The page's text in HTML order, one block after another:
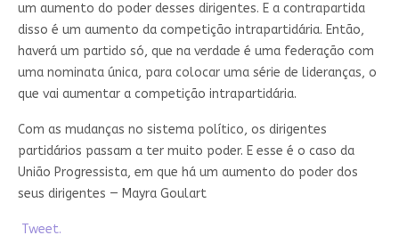
um aumento do poder desses dirigentes. E a contrapartida
disso é um aumento da competição intrapartidária. Então,
haverá um partido só, que na verdade é uma federação com
uma nominata única, para colocar uma série de lideranças, o
que vai aumentar a competição intrapartidária.
Com as mudanças no sistema político, os dirigentes
partidários passam a ter muito poder. E esse é o caso da
União Progressista, em que há um aumento do poder dos
seus dirigentes — Mayra Goulart
Tweet.